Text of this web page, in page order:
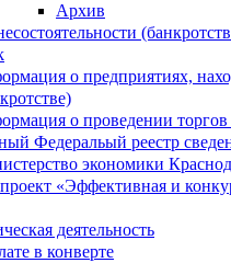
Архив
о предприятиях,
о проведении
Федеральый реестр
экономики
«Эффективная и
деятельность
в конверте